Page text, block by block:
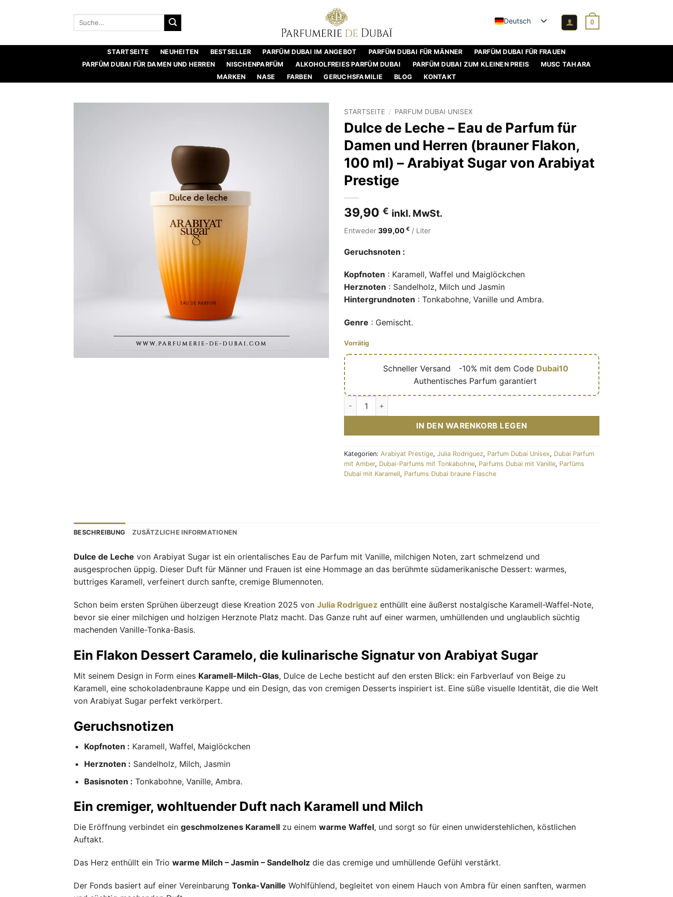
Suche
Deutsch 0
STARTSEITE NEUHEITEN BESTSELLER PARFÜM DUBAI IM ANGEBOT PARFÜM DUBAI FÜR MÄNNER
PARFÜM DUBAI FÜR FRAUEN
PARFÜM DUBAI FÜR DAMEN UND HERREN
NISCHENPARFÜM ALKOHOLFREIES PARFÜM DUBAI PARFÜM DUBAI ZUM KLEINEN PREIS
MUSC TAHARA
MARKEN
NASE FARBEN GERUCHSFAMILIE BLOG KONTAKT
STARTSEITE / PARFUM DUBAI UNISEX
Dulce de Leche – Eau de Parfum für
Damen und Herren (brauner Flakon,
100 ml) – Arabiyat Sugar von Arabiyat
Prestige
39,90 € inkl. MwSt.
Entweder 399,00 € / Liter
Geruchsnoten :
Kopfnoten : Karamell, Waffel und Maiglöckchen
Herznoten : Sandelholz, Milch und Jasmin
Hintergrundnoten : Tonkabohne, Vanille und Ambra.
Genre : Gemischt.
Vorrätig
Schneller Versand -10% mit dem Code Dubai10
Authentisches Parfum garantiert
Dulce de Leche – Eau de parfum mixte (flacon marron 100 ml) – Arabiyat Sugar par Arabiyat
IN DEN WARENKORB LEGEN
Kategorien: Arabiyat Prestige, Julia Rodriguez, Parfum Dubai Unisex, Dubai Parfum
mit Amber, Dubai-Parfums mit Tonkabohne, Parfums Dubai mit Vanille, Parfüms
Dubai mit Karamell, Parfums Dubai braune Flasche
BESCHREIBUNG ZUSÄTZLICHE INFORMATIONEN
Dulce de Leche von Arabiyat Sugar ist ein orientalisches Eau de Parfum mit Vanille, milchigen Noten, zart schmelzend und
ausgesprochen üppig. Dieser Duft für Männer und Frauen ist eine Hommage an das berühmte südamerikanische Dessert: warmes,
buttriges Karamell, verfeinert durch sanfte, cremige Blumennoten.
Schon beim ersten Sprühen überzeugt diese Kreation 2025 von Julia Rodriguez enthüllt eine äußerst nostalgische Karamell-Waffel-Note,
bevor sie einer milchigen und holzigen Herznote Platz macht. Das Ganze ruht auf einer warmen, umhüllenden und unglaublich süchtig
machenden Vanille-Tonka-Basis.
Ein Flakon Dessert Caramelo, die kulinarische Signatur von Arabiyat Sugar
Mit seinem Design in Form eines Karamell-Milch-Glas, Dulce de Leche besticht auf den ersten Blick: ein Farbverlauf von Beige zu
Karamell, eine schokoladenbraune Kappe und ein Design, das von cremigen Desserts inspiriert ist. Eine süße visuelle Identität, die die Welt
von Arabiyat Sugar perfekt verkörpert.
Geruchsnotizen
Kopfnoten : Karamell, Waffel, Maiglöckchen
Herznoten : Sandelholz, Milch, Jasmin
Basisnoten : Tonkabohne, Vanille, Ambra.
Ein cremiger, wohltuender Duft nach Karamell und Milch
Die Eröffnung verbindet ein geschmolzenes Karamell zu einem warme Waffel, und sorgt so für einen unwiderstehlichen, köstlichen
Auftakt.
Das Herz enthüllt ein Trio warme Milch – Jasmin – Sandelholz die das cremige und umhüllende Gefühl verstärkt.
Der Fonds basiert auf einer Vereinbarung Tonka-Vanille Wohlfühlend, begleitet von einem Hauch von Ambra für einen sanften, warmen